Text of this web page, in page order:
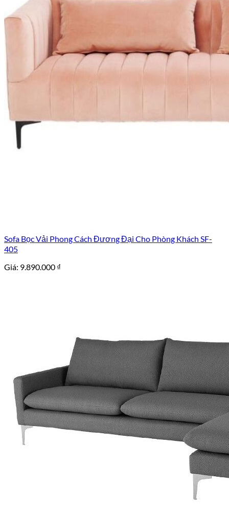
Sofa Bọc Vải Phong Cách Đương Đại Cho Phòng Khách SF-
405
Giá: 9.890.000 ₫